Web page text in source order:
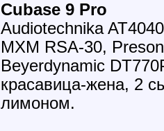
Cubase 9 Pro
Audiotechnika
MXM RSA-30,
Beyerdynamic
красавица-жена, 2
лимоном.